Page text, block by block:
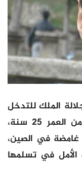
الملك للتدخل
شخصيا لنقل جثمان ابنهما البالغ من العمر 25 سنة،
في الصين،
في تسلمها